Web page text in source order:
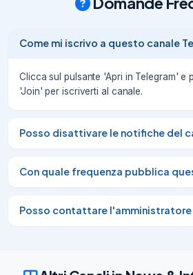
Criscitiello: «Lookman ha un
https://www.inter-news.it/
inter/lookman-prezzo-chiaro-
Dumfries verso la permanenza!
https://www.inter-news.it/
piano/dumfries-verso-
chiude-capitolo/
Come mi iscrivo a questo canale
Clicca sul pulsante 'Apri in Telegram' e
'Join' per iscriverti al canale.
Posso disattivare le notifiche del
Con quale frequenza pubblica
Posso contattare l'amministratore